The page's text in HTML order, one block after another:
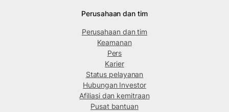
Perusahaan dan tim
Perusahaan dan tim
Keamanan
Pers
Karier
Status pelayanan
Hubungan Investor
Afiliasi dan kemitraan
Pusat bantuan